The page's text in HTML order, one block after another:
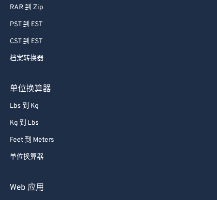
RAR 到 Zip
PST 到 EST
CST 到 EST
档案转换器
单位换算器
Lbs 到 Kg
Kg 到 Lbs
Feet 到 Meters
单位换算器
Web 应用